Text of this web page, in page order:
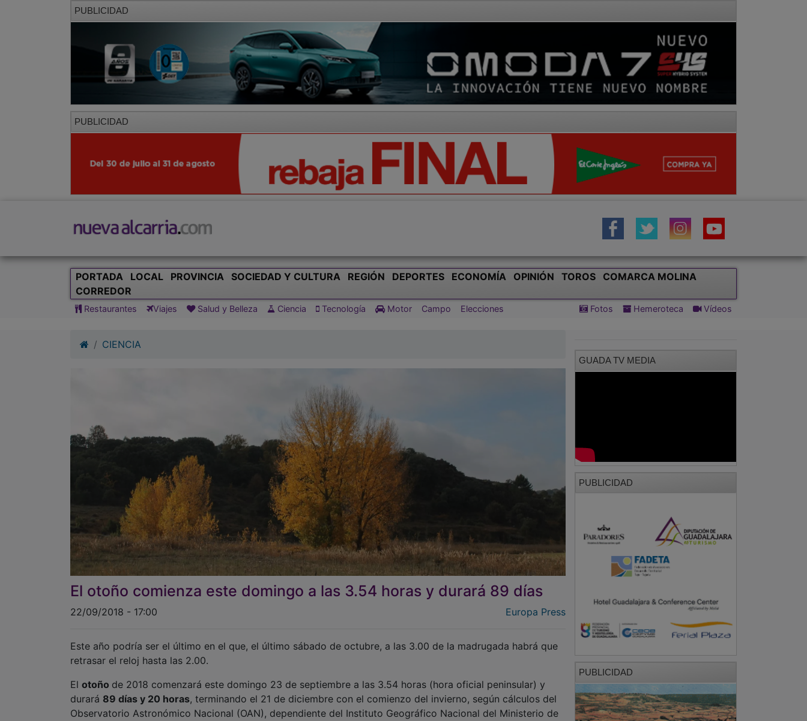
PUBLICIDAD
PUBLICIDAD
PORTADA LOCAL PROVINCIA SOCIEDAD Y CULTURA REGIÓN DEPORTES ECONOMÍA OPINIÓN TOROS
COMARCA MOLINA
CORREDOR
Restaurantes Viajes Salud y Belleza Ciencia Tecnología Motor Campo Elecciones Fotos Hemeroteca Vídeos
CIENCIA
El otoño comienza este domingo a las 3.54 horas y durará 89 días
22/09/2018 - 17:00 Europa Press
Este año podría ser el último en el que, el último sábado de octubre, a las 3.00 de la madrugada habrá que
retrasar el reloj hasta las 2.00.
El otoño de 2018 comenzará este domingo 23 de septiembre a las 3.54 horas (hora oficial peninsular) y
durará 89 días y 20 horas, terminando el 21 de diciembre con el comienzo del invierno, según cálculos del
Observatorio Astronómico Nacional (OAN), dependiente del Instituto Geográfico Nacional del Ministerio de
GUADA TV MEDIA
PUBLICIDAD
PUBLICIDAD